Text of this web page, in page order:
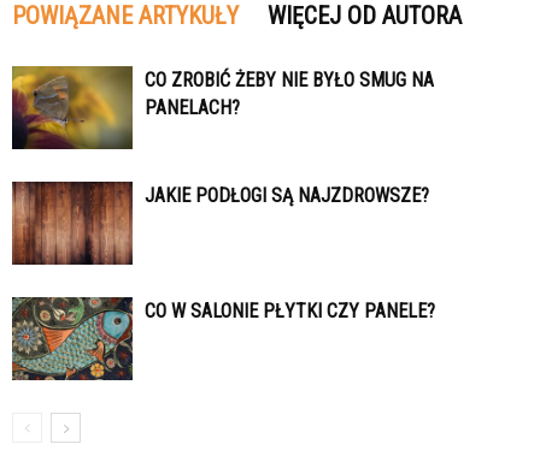
POWIĄZANE ARTYKUŁY WIĘCEJ OD AUTORA
CO ZROBIĆ ŻEBY NIE BYŁO SMUG NA
PANELACH?
JAKIE PODŁOGI SĄ NAJZDROWSZE?
CO W SALONIE PŁYTKI CZY PANELE?